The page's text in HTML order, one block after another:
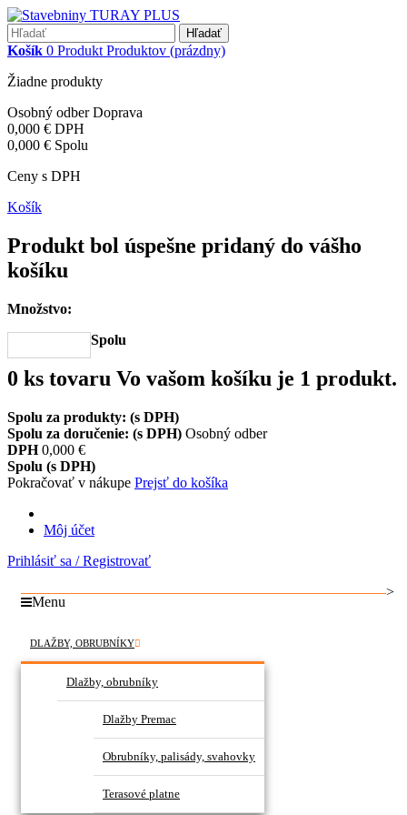
Hľadať
Košík 0 Produkt Produktov (prázdny)
Žiadne produkty
Osobný odberDoprava
0,000 € DPH
0,000 € Spolu
Ceny s DPH
Košík
Produkt bol úspešne pridaný do vášho
košíku
Množstvo:
Spolu
0 ks tovaru Vo vašom košíku je 1 produkt.
Spolu za produkty: (s DPH)
Spolu za doručenie: (s DPH) Osobný odber
DPH 0,000 €
Spolu (s DPH)
Pokračovať v nákupe Prejsť do košíka
Môj účet
Prihlásiť sa / Registrovať
Menu
DLAŽBY, OBRUBNÍKY
Dlažby, obrubníky
Dlažby Premac
Obrubníky, palisády, svahovky
Terasové platne
>